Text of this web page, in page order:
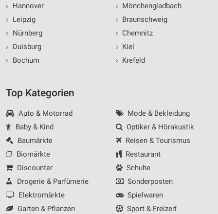
›
Hannover
›
Leipzig
›
Nürnberg
›
Duisburg
›
Bochum
› Mönchengladbach
› Braunschweig
› Chemnitz
› Kiel
› Krefeld
Top Kategorien
Auto & Motorrad
Baby & Kind
Baumärkte
Biomärkte
Discounter
Drogerie & Parfümerie
Elektromärkte
Garten & Pflanzen
Mode & Bekleidung
Optiker & Hörakustik
Reisen & Tourismus
Restaurant
Schuhe
Sonderposten
Spielwaren
Sport & Freizeit